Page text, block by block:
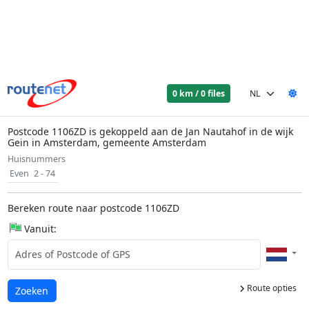
0 km / 0 files
Postcode 1106ZD is gekoppeld aan de Jan Nautahof in de wijk
Gein in Amsterdam, gemeente Amsterdam
Huisnummers
Even 2 - 74
Bereken route naar postcode 1106ZD
Vanuit:
Route opties
Laden...
Zoeken